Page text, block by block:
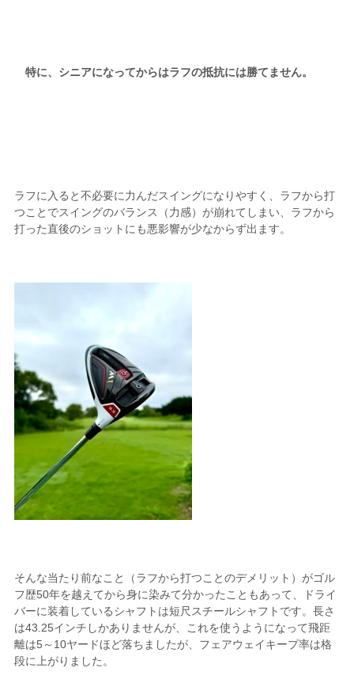
特に、シニアになってからはラフの抵抗には勝てません。
ラフに入ると不必要に力んだスイングになりやすく、ラフから打
つことでスイングのバランス（力感）が崩れてしまい、ラフから
打った直後のショットにも悪影響が少なからず出ます。
そんな当たり前なこと（ラフから打つことのデメリット）がゴル
フ歴50年を越えてから身に染みて分かったこともあって、ドライ
バーに装着しているシャフトは短尺スチールシャフトです。長さ
は43.25インチしかありませんが、これを使うようになって飛距
離は5～10ヤードほど落ちましたが、フェアウェイキープ率は格
段に上がりました。